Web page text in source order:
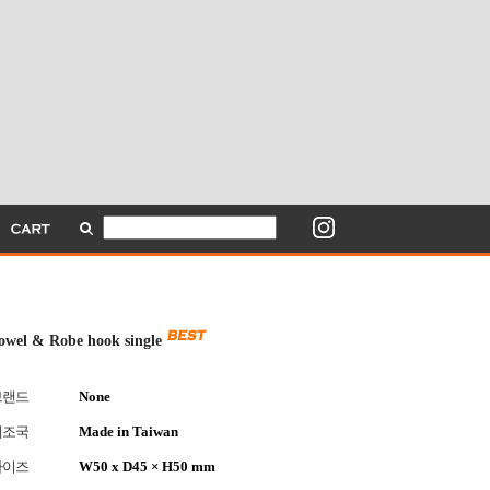
& Robe hook single
드 None
국 Made in Taiwan
즈 W50 x D45 × H50 mm